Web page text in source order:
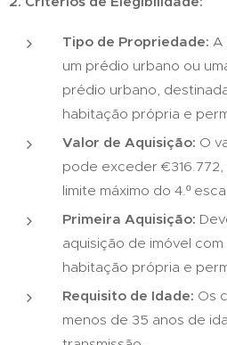
Tipo de Propriedade: A
um prédio urbano ou
prédio urbano,
habitação própria e
Valor de Aquisição: O
pode exceder
limite máximo do 4.º
Primeira Aquisição:
aquisição de imóvel
habitação própria e
Requisito de Idade: Os
menos de 35 anos de